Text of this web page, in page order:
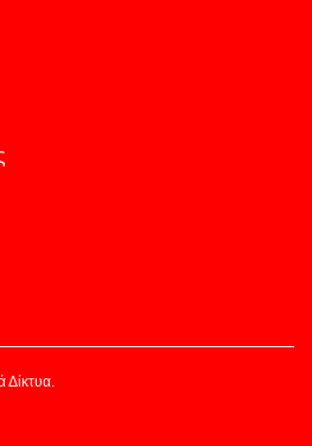
Δίκτυα.